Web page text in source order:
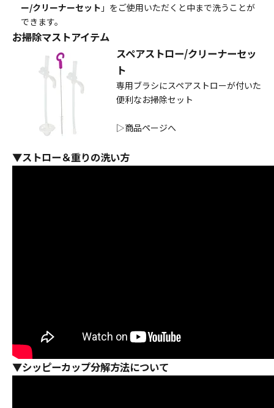
ー/クリーナーセット 」をご使用いただくと中まで洗うことが
できます。
お掃除マストアイテム
スペアストロー/クリーナーセッ
ト
専用ブラシにスペアストローが付いた
便利なお掃除セット
▷商品ページへ
▼ストロー＆重りの洗い方
▼シッピーカップ分解方法について